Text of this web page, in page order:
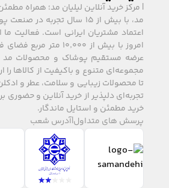
| مرکز خرید آنلاین لیلیان مد؛ همراه
مد، با بیش از ۱۵ سال
امروز با بیش از
عرضه مستقیم پوشاک و محصولات مد
مجموعه‌ای متنوع و باکیفیت از کالاها را
تا محصولات زیبایی و سلامت، عطر و
تجربه‌ای دلپذیر از خرید آنلاین و
خرید مطمئن و استایل ماندگار.
پرسش های متداول|آدرس شعب